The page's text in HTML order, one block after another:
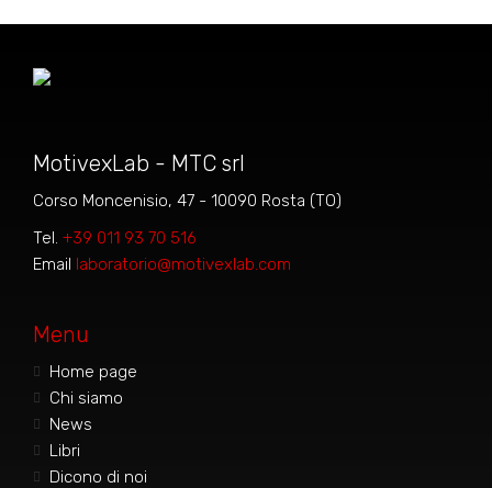
MotivexLab - MTC srl
Corso Moncenisio, 47 - 10090 Rosta (TO)
Tel. +39 011 93 70 516
Email laboratorio@motivexlab.com
Menu
Home page
Chi siamo
News
Libri
Dicono di noi